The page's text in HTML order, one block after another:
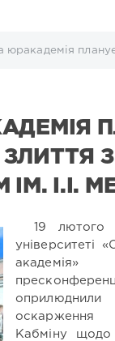
юракадемія
З
ІМ. І.І.
19 лютого
університеті
оскарження
Кабміну